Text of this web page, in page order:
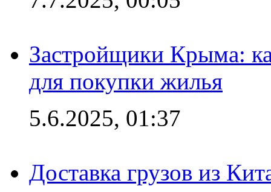
Застройщики Крыма:
для покупки жилья
5.6.2025, 01:37
Доставка грузов из